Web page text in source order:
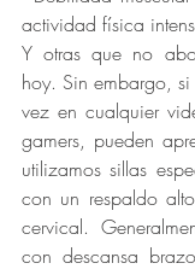
actividad física
Y otras que no
hoy. Sin embargo,
vez en cualquier
gamers, pueden
utilizamos sillas
con un respaldo
cervical.
con descansa